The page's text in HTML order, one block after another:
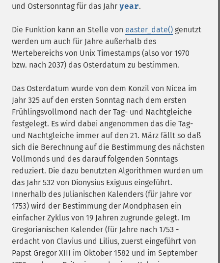
und Ostersonntag für das Jahr year.
Die Funktion kann an Stelle von easter_date() genutzt
werden um auch für Jahre außerhalb des
Wertebereichs von Unix Timestamps (also vor 1970
bzw. nach 2037) das Osterdatum zu bestimmen.
Das Osterdatum wurde von dem Konzil von Nicea im
Jahr 325 auf den ersten Sonntag nach dem ersten
Frühlingsvollmond nach der Tag- und Nachtgleiche
festgelegt. Es wird dabei angenommen das die Tag-
und Nachtgleiche immer auf den 21. März fällt so daß
sich die Berechnung auf die Bestimmung des nächsten
Vollmonds und des darauf folgenden Sonntags
reduziert. Die dazu benutzten Algorithmen wurden um
das Jahr 532 von Dionysius Exiguus eingeführt.
Innerhalb des Julianischen Kalenders (für Jahre vor
1753) wird der Bestimmung der Mondphasen ein
einfacher Zyklus von 19 Jahren zugrunde gelegt. Im
Gregorianischen Kalender (für Jahre nach 1753 -
erdacht von Clavius und Lilius, zuerst eingeführt von
Papst Gregor XIII im Oktober 1582 und im September